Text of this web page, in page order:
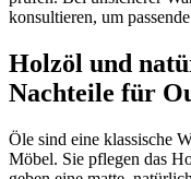
konsultieren, um
Holzöl und
Nachteile für
Öle sind eine klassische
Möbel. Sie pflegen das